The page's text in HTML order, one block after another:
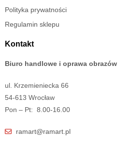
Polityka prywatności
Regulamin sklepu
Kontakt
Biuro handlowe i oprawa obrazów
ul. Krzemieniecka 66
54-613 Wrocław
Pon – Pt: 8.00-16.00
ramart@ramart.pl